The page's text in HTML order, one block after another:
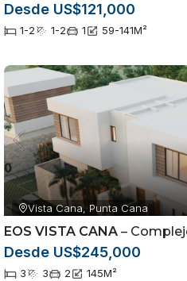
Desde US$121,000
1-2 1-2 1 59-141M²
Vista Cana, Punta Cana
EOS VISTA CANA – Complejo de
Desde US$245,000
3 3 2 145M²